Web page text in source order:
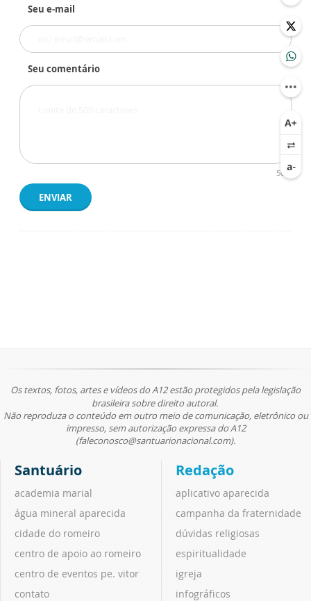
Seu e-mail
Seu comentário
500
ENVIAR
Os textos, fotos, artes e vídeos do A12 estão protegidos pela legislação
brasileira sobre direito autoral.
Não reproduza o conteúdo em outro meio de comunicação, eletrônico ou
impresso, sem autorização expressa do A12
(faleconosco@santuarionacional.com).
Santuário
academia marial
água mineral aparecida
cidade do romeiro
centro de apoio ao romeiro
centro de eventos pe. vitor
contato
Redação
aplicativo aparecida
campanha da fraternidade
dúvidas religiosas
espiritualidade
igreja
infográficos